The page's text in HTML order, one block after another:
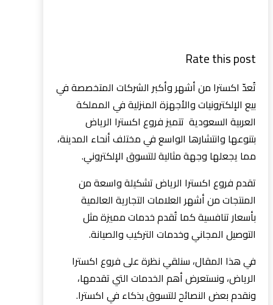
Rate this post
تُعدّ اكسترا من أشهر وأكبر الشركات المتخصصة في
بيع الإلكترونيات والأجهزة المنزلية في المملكة
العربية السعودية تتميز فروع اكسترا الرياض
بتنوعها وانتشارها الواسع في مختلف أنحاء المدينة،
مما يجعلها وجهة مثالية للتسوق الإلكتروني.
تقدم فروع اكسترا الرياض تشكيلة واسعة من
المنتجات من أشهر العلامات التجارية العالمية
بأسعار تنافسية كما تُقدم خدمات مميزة مثل
التوصيل المجاني وخدمات التركيب والصيانة.
في هذا المقال، سنلقي نظرة على فروع اكسترا
الرياض، ونستعرض أهم الخدمات التي تقدمها،
ونقدم بعض النصائح للتسوق بذكاء في اكسترا.